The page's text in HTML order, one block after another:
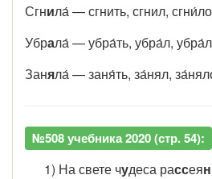
Сгнила́ — сгнить, сгнил,
Убрала́ — убра́ть, убра́л,
Заняла́ — заня́ть, за́нял,
№508 учебника 2020 (стр. 54):
1) На свете чудеса рассеян